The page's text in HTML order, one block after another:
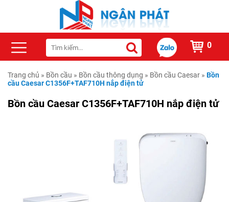
0
Trang chủ » Bồn cầu » Bồn cầu thông dụng » Bồn cầu Caesar » Bồn
cầu Caesar C1356F+TAF710H nắp điện tử
Bồn cầu Caesar C1356F+TAF710H nắp điện tử